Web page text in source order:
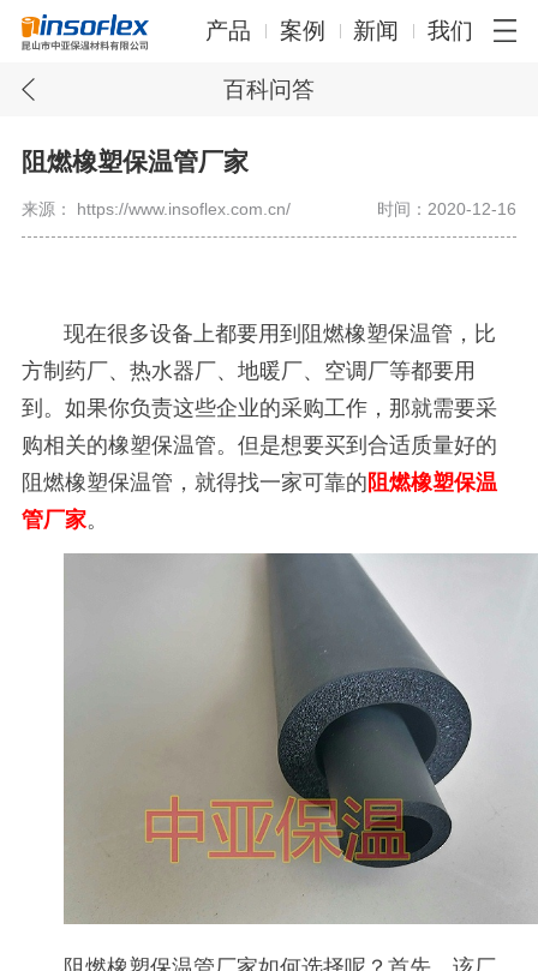
产品 案例 新闻 我们
百科问答
阻燃橡塑保温管厂家
来源： https://www.insoflex.com.cn/ 时间：2020-12-16
现在很多设备上都要用到阻燃橡塑保温管，比
方制药厂、热水器厂、地暖厂、空调厂等都要用
到。如果你负责这些企业的采购工作，那就需要采
购相关的橡塑保温管。但是想要买到合适质量好的
阻燃橡塑保温管，就得找一家可靠的 阻燃橡塑保温
管厂家。